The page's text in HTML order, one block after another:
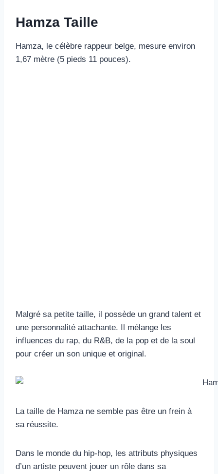
Hamza Taille
Hamza, le célèbre rappeur belge, mesure environ
1,67 mètre (5 pieds 11 pouces).
Malgré sa petite taille, il possède un grand talent et
une personnalité attachante. Il mélange les
influences du rap, du R&B, de la pop et de la soul
pour créer un son unique et original.
La taille de Hamza ne semble pas être un frein à
sa réussite.
Dans le monde du hip-hop, les attributs physiques
d’un artiste peuvent jouer un rôle dans sa